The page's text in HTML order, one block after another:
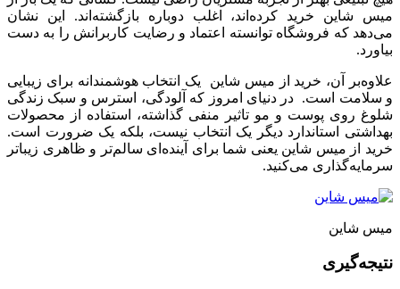
میس شاین خرید کرده‌اند، اغلب دوباره بازگشته‌اند. این نشان
می‌دهد که فروشگاه توانسته اعتماد و رضایت کاربرانش را به دست
بیاورد.
علاوه‌بر آن، خرید از میس شاین یک انتخاب هوشمندانه برای زیبایی
و سلامت است. در دنیای امروز که آلودگی، استرس و سبک زندگی
شلوغ روی پوست و مو تاثیر منفی گذاشته، استفاده از محصولات
بهداشتی استاندارد دیگر یک انتخاب نیست، بلکه یک ضرورت است.
خرید از میس شاین یعنی شما برای آینده‌ای سالم‌تر و ظاهری زیباتر
سرمایه‌گذاری می‌کنید.
میس شاین
نتیجه‌گیری